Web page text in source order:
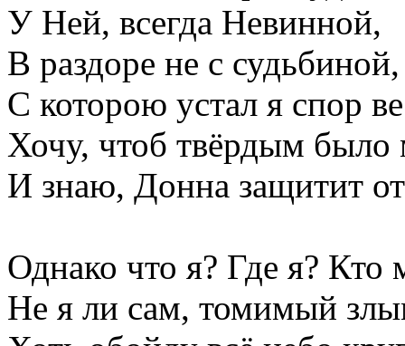
У Ней, всегда Невинной,
В раздоре не с судьбиной,
С которою устал я спор
Хочу, чтоб твёрдым было
И знаю, Донна защитит
Однако что я? Где я? Кто
Не я ли сам, томимый